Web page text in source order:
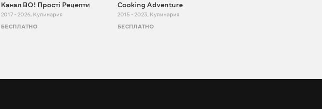
Канал ВО! Прості Рецепти
2017 - 2026, Кулинария
БЕСПЛАТНО
Cooking Adventure
2015 - 2023, Кулинария
БЕСПЛАТНО